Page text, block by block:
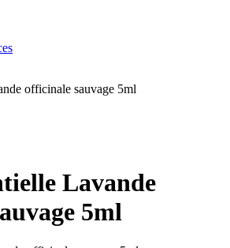
officinale sauvage 5ml
Lavande
5ml